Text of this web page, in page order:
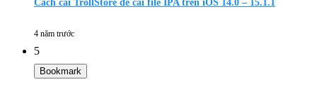
Cách cài TrollStore để cài file IPA trên iOS 14.0 – 15.1.1
4 năm trước
5
Bookmark